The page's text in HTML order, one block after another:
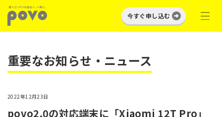
今すぐ申し込む
重要なお知らせ・ニュース
2022年12月23日
povo2.0の対応端末に「Xiaomi 12T Pro」